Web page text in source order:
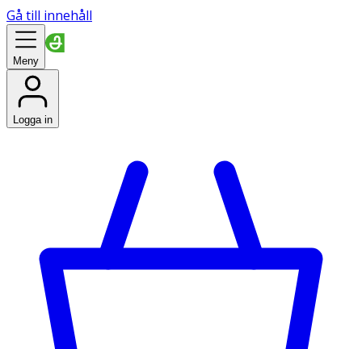
Gå till innehåll
Meny
Logga in